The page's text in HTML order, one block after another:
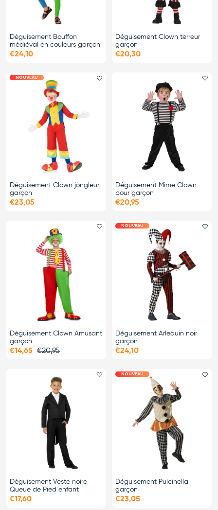
Déguisement Bouffon
médiéval en couleurs garçon
€24,10
Déguisement Clown terreur
garçon
€20,30
NOUVEAU
Déguisement Clown jongleur
garçon
€23,05
Déguisement Mime Clown
pour garçon
€20,95
Ajouter le favori
Déguisement Clown Amusant
garçon
€14,65 €20,95
NOUVEAU
Déguisement Arlequin noir
garçon
€24,10
Ajouter le favori
Déguisement Veste noire
Queue de Pied enfant
€17,60
NOUVEAU
Déguisement Pulcinella
garçon
€23,05